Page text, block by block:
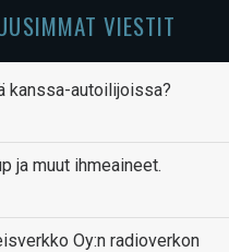
VIESTIT
kanssa-autoilijoissa?
ja muut ihmeaineet.
Oy:n radioverkon